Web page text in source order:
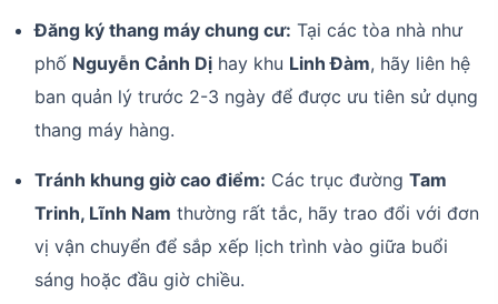
Đăng ký thang máy chung cư: Tại các tòa nhà như
phố Nguyễn Cảnh Dị hay khu Linh Đàm, hãy liên hệ
ban quản lý trước 2-3 ngày để được ưu tiên sử dụng
thang máy hàng.
Tránh khung giờ cao điểm: Các trục đườngTam
Trinh, Lĩnh Nam thường rất tắc, hãy trao đổi với đơn
vị vận chuyển để sắp xếp lịch trình vào giữa buổi
sáng hoặc đầu giờ chiều.